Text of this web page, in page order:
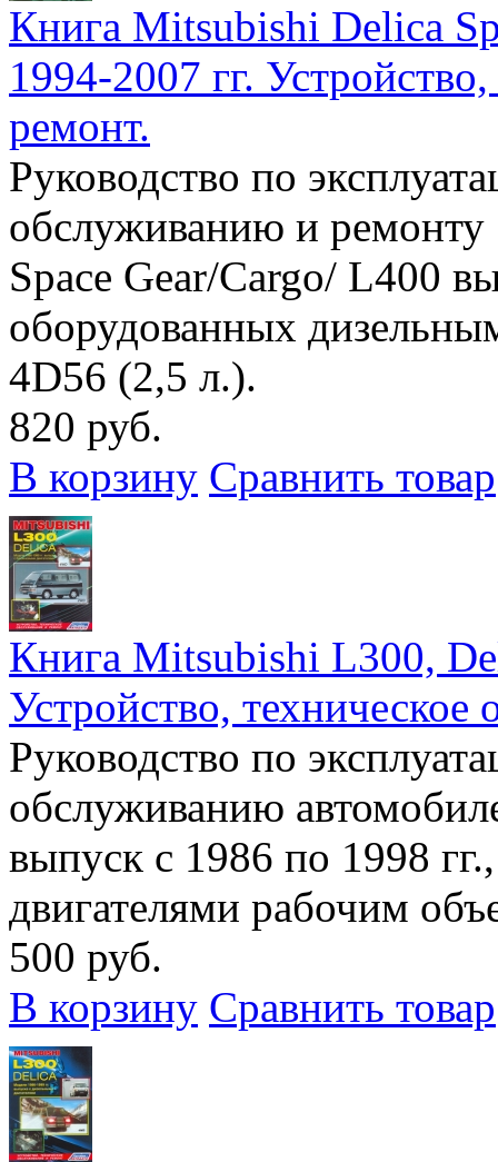
Книга Mitsubishi Delica
1994-2007 гг.
ремонт.
Руководство по
обслуживанию и
Space Gear/Cargo/ L400
оборудованных
4D56 (2,5 л.).
820 руб.
В корзину Сравнить товар
Книга Mitsubishi L300,
Устройство,
Руководство по
обслуживанию
выпуск с 1986 по 1998
двигателями рабочим
500 руб.
В корзину Сравнить товар